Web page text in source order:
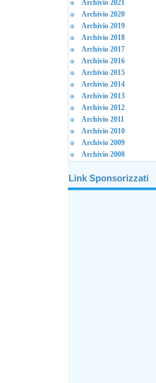
Archivio 2021
Archivio 2020
Archivio 2019
Archivio 2018
Archivio 2017
Archivio 2016
Archivio 2015
Archivio 2014
Archivio 2013
Archivio 2012
Archivio 2011
Archivio 2010
Archivio 2009
Archivio 2008
Link Sponsorizzati